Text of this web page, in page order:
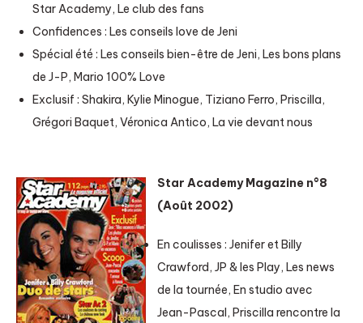
Star Academy, Le club des fans
Confidences : Les conseils love de Jeni
Spécial été : Les conseils bien-être de Jeni, Les bons plans
de J-P, Mario 100% Love
Exclusif : Shakira, Kylie Minogue, Tiziano Ferro, Priscilla,
Grégori Baquet, Véronica Antico, La vie devant nous
Star Academy Magazine n°8
(Août 2002)
En coulisses : Jenifer et Billy
Crawford, JP & les Play, Les news
de la tournée, En studio avec
Jean-Pascal, Priscilla rencontre la